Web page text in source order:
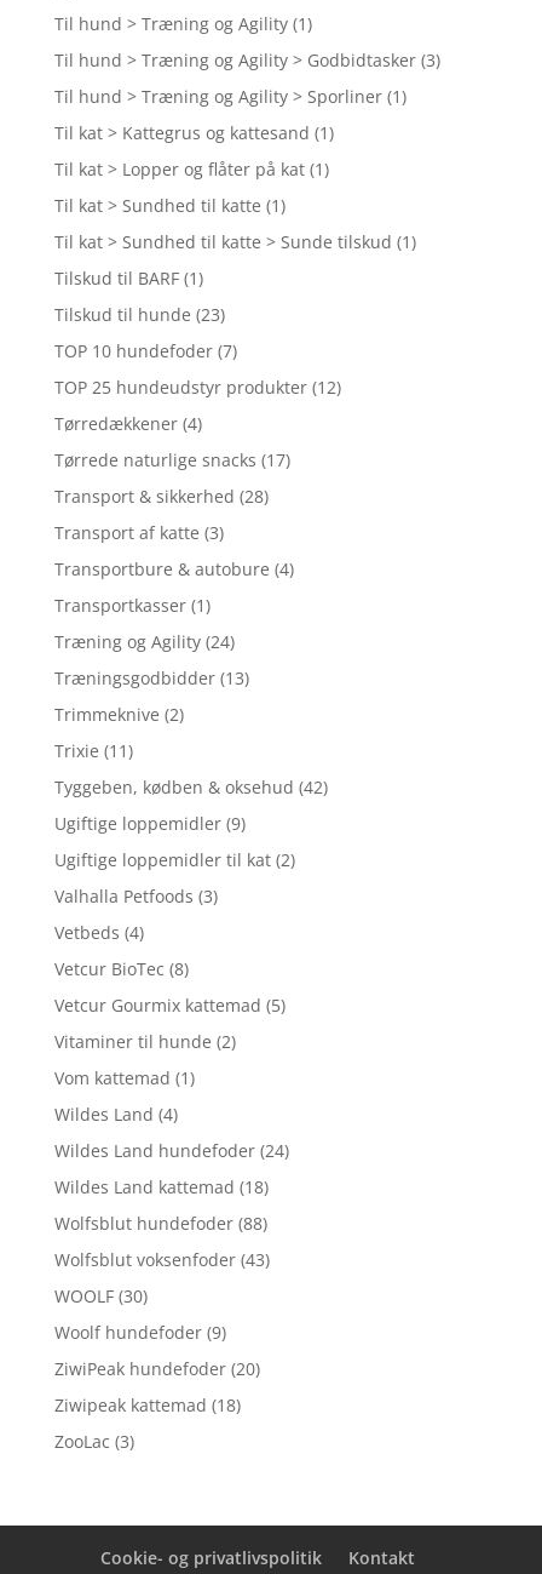
Til hund > Træning og Agility (1)
Til hund > Træning og Agility > Godbidtasker (3)
Til hund > Træning og Agility > Sporliner (1)
Til kat > Kattegrus og kattesand (1)
Til kat > Lopper og flåter på kat (1)
Til kat > Sundhed til katte (1)
Til kat > Sundhed til katte > Sunde tilskud (1)
Tilskud til BARF (1)
Tilskud til hunde (23)
TOP 10 hundefoder (7)
TOP 25 hundeudstyr produkter (12)
Tørredækkener (4)
Tørrede naturlige snacks (17)
Transport & sikkerhed (28)
Transport af katte (3)
Transportbure & autobure (4)
Transportkasser (1)
Træning og Agility (24)
Træningsgodbidder (13)
Trimmeknive (2)
Trixie (11)
Tyggeben, kødben & oksehud (42)
Ugiftige loppemidler (9)
Ugiftige loppemidler til kat (2)
Valhalla Petfoods (3)
Vetbeds (4)
Vetcur BioTec (8)
Vetcur Gourmix kattemad (5)
Vitaminer til hunde (2)
Vom kattemad (1)
Wildes Land (4)
Wildes Land hundefoder (24)
Wildes Land kattemad (18)
Wolfsblut hundefoder (88)
Wolfsblut voksenfoder (43)
WOOLF (30)
Woolf hundefoder (9)
ZiwiPeak hundefoder (20)
Ziwipeak kattemad (18)
ZooLac (3)
Cookie- og privatlivspolitik Kontakt